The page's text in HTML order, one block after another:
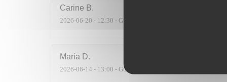
Carine B
2026-06-20 - 12:30 - Guests 5
Maria D
2026-06-14 - 13:00 - Guests 10